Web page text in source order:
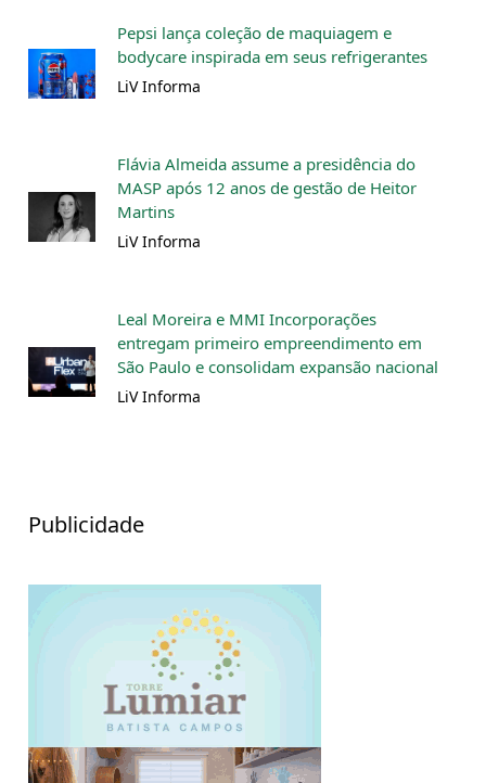
Pepsi lança coleção de maquiagem e
bodycare inspirada em seus refrigerantes
LiV Informa
Flávia Almeida assume a presidência do
MASP após 12 anos de gestão de Heitor
Martins
LiV Informa
Leal Moreira e MMI Incorporações
entregam primeiro empreendimento em
São Paulo e consolidam expansão nacional
LiV Informa
Publicidade